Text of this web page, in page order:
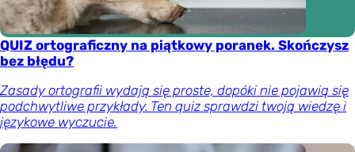
QUIZ ortograficzny na piątkowy poranek. Skończysz
bez błędu?
Zasady ortografii wydają się proste, dopóki nie pojawią się
podchwytliwe przykłady. Ten quiz sprawdzi twoją wiedzę i
językowe wyczucie.